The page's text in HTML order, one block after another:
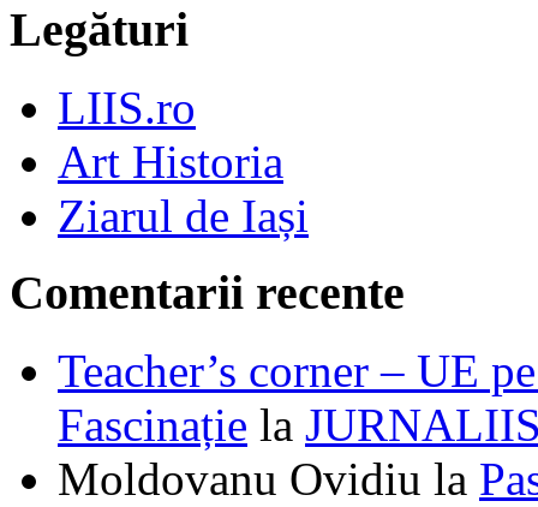
Legături
LIIS.ro
Art Historia
Ziarul de Iași
Comentarii recente
Teacher’s corner – UE
Fascinație la
Moldovanu Ovidiu la